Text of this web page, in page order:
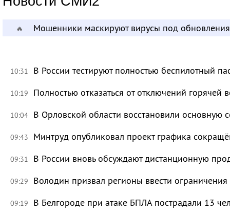
🔥 Мошенники маскируют вирусы под
10:31 В России тестируют полностью беспилотный
10:19 Полностью отказаться от отключений горячей
10:04 В Орловской области восстановили основную
09:43 Минтруд опубликовал проект графика
09:31 В России вновь обсуждают дистанционную
09:29 Володин призвал регионы ввести
09:19 В Белгороде при атаке БПЛА пострадали 13